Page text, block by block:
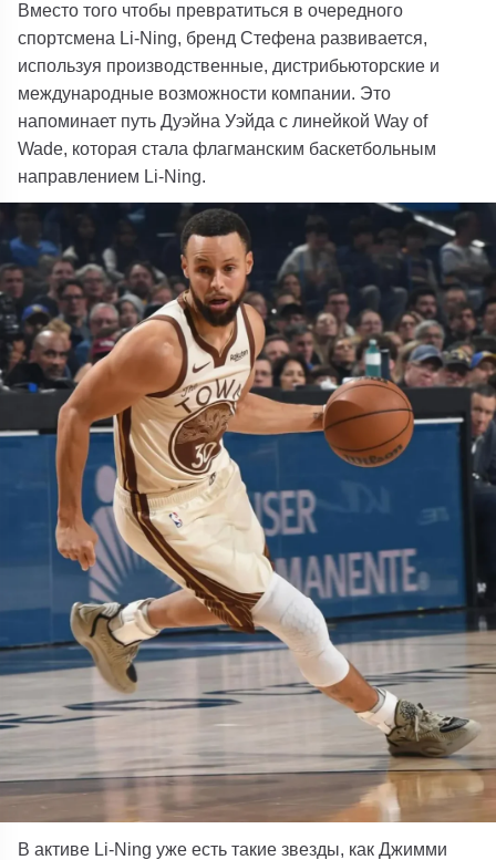
Вместо того чтобы превратиться в очередного
спортсмена Li-Ning, бренд Стефена развивается,
используя производственные, дистрибьюторские и
международные возможности компании. Это
напоминает путь Дуэйна Уэйда с линейкой Way of
Wade, которая стала флагманским баскетбольным
направлением Li-Ning.
В активе Li-Ning уже есть такие звезды, как Джимми